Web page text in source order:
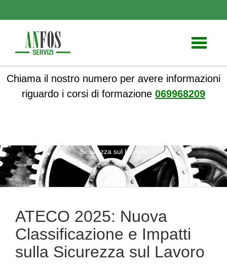
Toggle
Chiama il nostro numero per avere informazioni
riguardo i corsi di formazione 069968209
Sicurezza sul Lavoro
ATECO 2025: Nuova
Classificazione e Impatti
sulla Sicurezza sul Lavoro